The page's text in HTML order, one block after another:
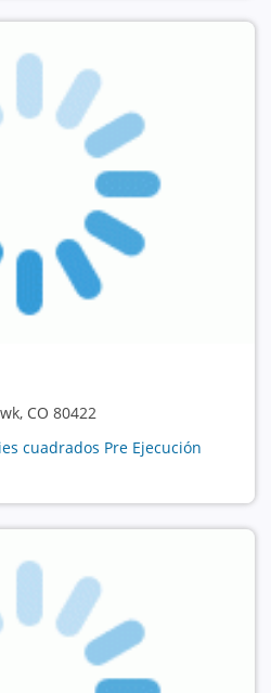
CO 80422
cuadrados Pre Ejecución